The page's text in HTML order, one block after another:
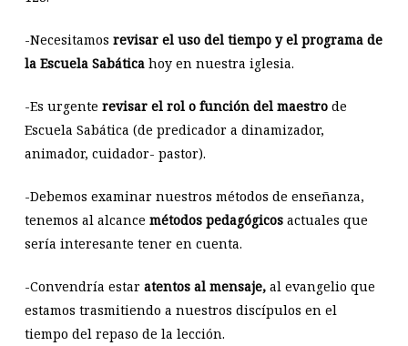
-Necesitamos revisar el uso del tiempo y el programa de
la Escuela Sabáticahoy en nuestra iglesia.
-Es urgente revisar el rol o función del maestrode
Escuela Sabática (de predicador a dinamizador,
animador, cuidador- pastor).
-Debemos examinar nuestros métodos de enseñanza,
tenemos al alcance métodos pedagógicosactuales que
sería interesante tener en cuenta.
-Convendría estar atentos al mensaje,al evangelio que
estamos trasmitiendo a nuestros discípulos en el
tiempo del repaso de la lección.